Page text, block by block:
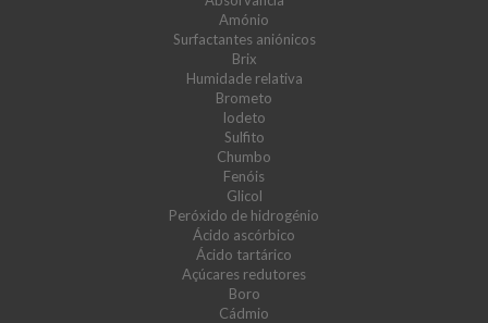
Amónio
Surfactantes aniónicos
Brix
Humidade relativa
Brometo
Iodeto
Sulfito
Chumbo
Fenóis
Glicol
Peróxido de hidrogénio
Ácido ascórbico
Ácido tartárico
Açúcares redutores
Boro
Cádmio